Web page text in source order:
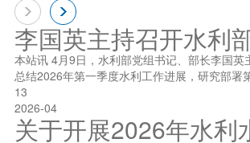
李国英主持召开水利
本站讯 4月9日，水利部党组书记、部长李国英
总结2026年第一季度水利工作进展，研究部署
13
2026-04
关于开展2026年水利